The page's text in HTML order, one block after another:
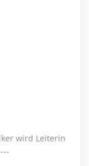
wird Leiterin